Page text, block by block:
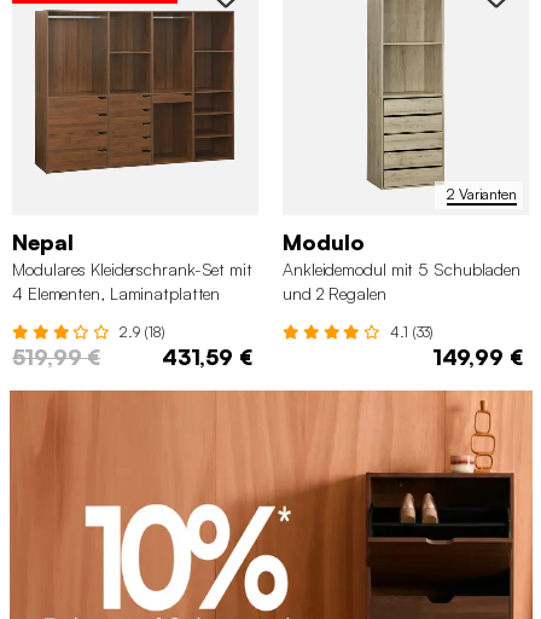
Nepal
Modulares Kleiderschrank-Set mit
4 Elementen, Laminatplatten
2.9 (18)
519,99 € 431,59 €
2 Varianten
Modulo
Ankleidemodul mit 5 Schubladen
und 2 Regalen
4.1 (33)
149,99 €